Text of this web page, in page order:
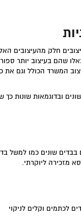
חלק מהעיצובים
שהם בעיצוב יותר
המשרד הכולל וגם את
ובדוגמאות שונות כך
בבדים שונים כמו למשל
מזכירה ליוקרתי.
לכתמים וקלים לניקוי